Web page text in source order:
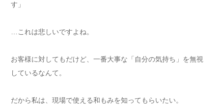
す」
…これは悲しいですよね。
お客様に対してもだけど、一番大事な「自分の気持ち」を無視
しているなんて。
だから私は、現場で使える和もみを知ってもらいたい。